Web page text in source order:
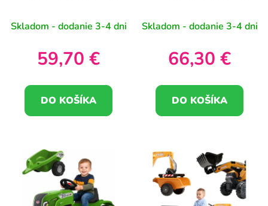
Skladom - dodanie 3-4 dni
59,70 €
DO KOŠÍKA
príslušenstvo od 1 do 3
rokov
Skladom - dodanie 3-4 dni
66,30 €
DO KOŠÍKA